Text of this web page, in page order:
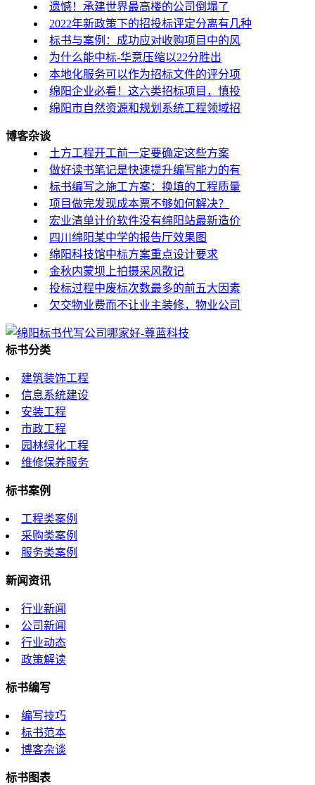
遗憾！承建世界最高楼的公司倒塌了
2022年新政策下的招投标评定分离有几种
标书与案例：成功应对收购项目中的风
为什么能中标-华意压缩以22分胜出
本地化服务可以作为招标文件的评分项
绵阳企业必看！这六类招标项目，慎投
绵阳市自然资源和规划系统工程领域招
博客杂谈
土方工程开工前一定要确定这些方案
做好读书笔记是快速提升编写能力的有
标书编写之施工方案：换填的工程质量
项目做完发现成本票不够如何解决？
宏业清单计价软件没有绵阳站最新造价
四川绵阳某中学的报告厅效果图
绵阳科技馆中标方案重点设计要求
金秋内蒙坝上拍摄采风散记
投标过程中废标次数最多的前五大因素
欠交物业费而不让业主装修，物业公司
标书分类
建筑装饰工程
信息系统建设
安装工程
市政工程
园林绿化工程
维修保养服务
标书案例
工程类案例
采购类案例
服务类案例
新闻资讯
行业新闻
公司新闻
行业动态
政策解读
标书编写
编写技巧
标书范本
博客杂谈
标书图表